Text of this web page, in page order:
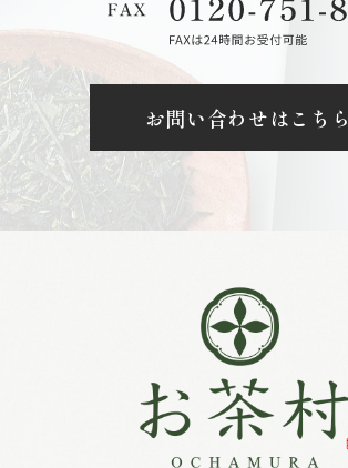
お問い合わせはこちら